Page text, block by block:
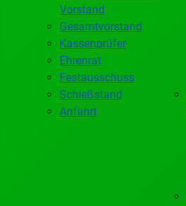
Vorstand
Gesamtvorstand
Kassenprüfer
Ehrenrat
Festausschuss
Schießstand
Anfahrt